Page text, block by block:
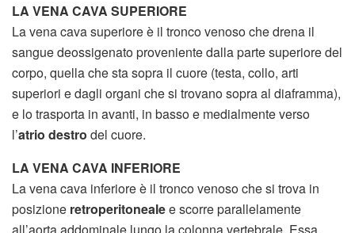
LA VENA CAVA SUPERIORE
La vena cava superiore è il tronco venoso che drena il
sangue deossigenato proveniente dalla parte superiore del
corpo, quella che sta sopra il cuore (testa, collo, arti
superiori e dagli organi che si trovano sopra al diaframma),
e lo trasporta in avanti, in basso e medialmente verso
l’atrio destro del cuore.
LA VENA CAVA INFERIORE
La vena cava inferiore è il tronco venoso che si trova in
posizione retroperitonealee scorre parallelamente
all’aorta addominale lungo la colonna vertebrale. Essa